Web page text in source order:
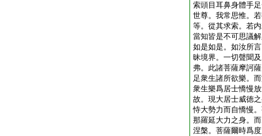
索頭目耳鼻身體手
世尊。我常思惟。
等。從其求索。若
當知皆是不可思議
如是如是。如汝所
昧境界。一切聲聞
弗。此諸菩薩摩訶
足衆生諸所欲樂。
衆生樂爲居士憍慢
故。現大居士威徳
恃大勢力而自憍慢
那羅延大力之身。
涅槃。菩薩爾時爲